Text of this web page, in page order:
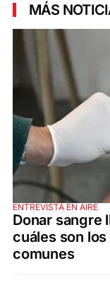
MÁS
ENTREVISTA EN AIRE
Donar sangre
cuáles son
comunes